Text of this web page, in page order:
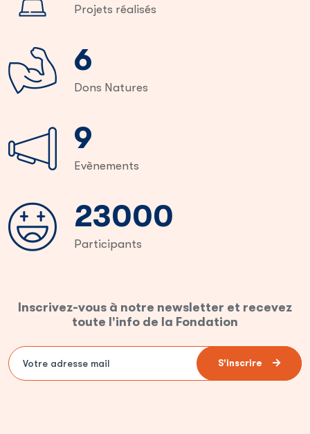
Projets réalisés
9
Dons Natures
13
Evènements
35000
Participants
Inscrivez-vous à notre newsletter et recevez
toute l'info de la Fondation
S'inscrire